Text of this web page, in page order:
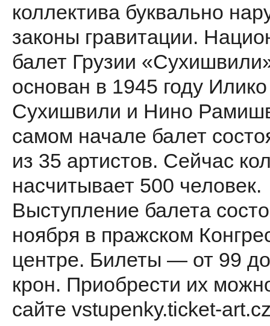
коллектива буквально
законы гравитации.
балет Грузии
основан в 1945 году Илико
Сухишвили и Нино
самом начале балет
из 35 артистов. Сейчас
насчитывает 500 человек.
Выступление балета
ноября в пражском
центре. Билеты — от 99
крон. Приобрести их
сайте vstupenky.ticket-